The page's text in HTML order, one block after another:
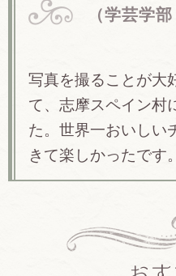
（学芸学
写真を撮ることが大
て、志摩スペイン村
た。世界一おいしい
きて楽しかったです。